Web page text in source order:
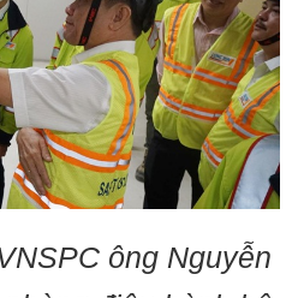
ông Nguyễn